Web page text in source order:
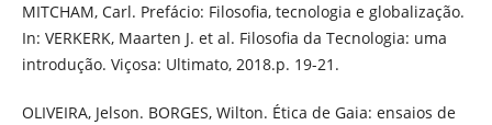
MITCHAM, Carl. Prefácio: Filosofia, tecnologia e globalização.
In: VERKERK, Maarten J. et al. Filosofia da Tecnologia: uma
introdução. Viçosa: Ultimato, 2018.p. 19-21.
OLIVEIRA, Jelson. BORGES, Wilton. Ética de Gaia: ensaios de